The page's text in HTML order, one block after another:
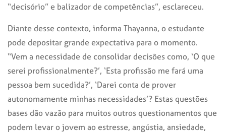
“decisório” e balizador de competências”, esclareceu.
Diante desse contexto, informa Thayanna, o estudante
pode depositar grande expectativa para o momento.
“Vem a necessidade de consolidar decisões como, ‘O que
serei profissionalmente?’, ‘Esta profissão me fará uma
pessoa bem sucedida?’, ‘Darei conta de prover
autonomamente minhas necessidades’? Estas questões
bases dão vazão para muitos outros questionamentos que
podem levar o jovem ao estresse, angústia, ansiedade,